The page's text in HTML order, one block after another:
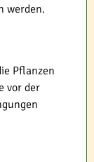
werden.
Pflanzen
vor der